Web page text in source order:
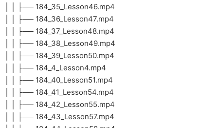
│ │ ├── 184_35_Lesson46.mp4
│ │ ├── 184_36_Lesson47.mp4
│ │ ├── 184_37_Lesson48.mp4
│ │ ├── 184_38_Lesson49.mp4
│ │ ├── 184_39_Lesson50.mp4
│ │ ├── 184_4_Lesson4.mp4
│ │ ├── 184_40_Lesson51.mp4
│ │ ├── 184_41_Lesson54.mp4
│ │ ├── 184_42_Lesson55.mp4
│ │ ├── 184_43_Lesson57.mp4